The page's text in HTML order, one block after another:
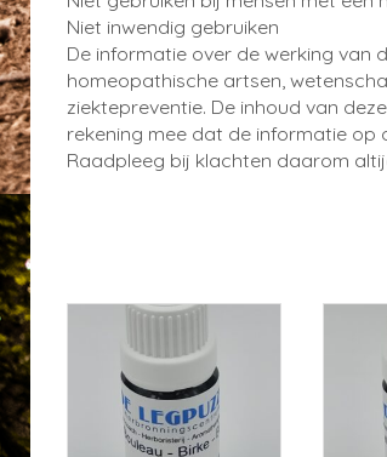
Niet inwendig gebruiken
De informatie over de werking van
homeopathische artsen,
ziektepreventie. De inhoud van
rekening mee dat de informatie op
Raadpleeg bij klachten daarom